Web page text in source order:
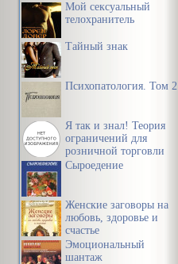
Мой сексуальный
телохранитель
Тайный знак
Психопатология. Том 2
Я так и знал! Теория
ограничений для
розничной торговли
Сыроедение
Женские заговоры на
любовь, здоровье и
счастье
Эмоциональный
шантаж